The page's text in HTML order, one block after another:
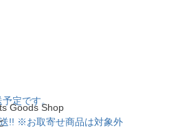
定です。
!! ※お取寄せ商品は対象外